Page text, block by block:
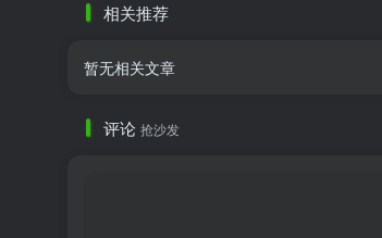
相关推荐
暂无相关文章
评论 抢沙发